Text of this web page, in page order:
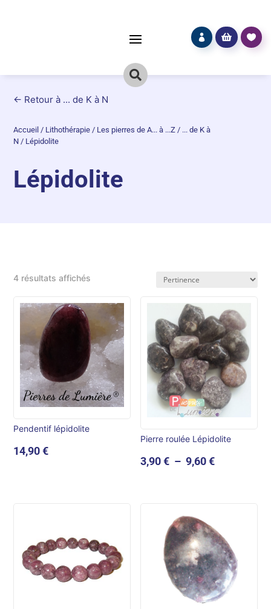

  
← Retour à ... de K à N
Accueil / Lithothérapie / Les pierres de A... à ...Z / ... de K à
N / Lépidolite
Lépidolite
4 résultats affichés
Pendentif lépidolite
14,90€
Pierre roulée Lépidolite
3,90€ – 9,60€Plage
9,60 €